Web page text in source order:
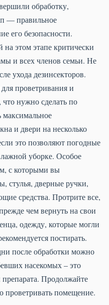
обработку,
— правильное
его безопасности.
этом этапе критически
и всех членов семьи. Не
ухода дезинсекторов.
проветривания и
нужно сделать по
и двери на несколько
это позволяют погодные
уборке. Особое
с которыми вы
стулья, дверные ручки,
средства. Протрите все,
чем вернуть на свои
одежду, которые могли
постирать.
после обработки можно
насекомых – это
Продолжайте
проветривать помещение.